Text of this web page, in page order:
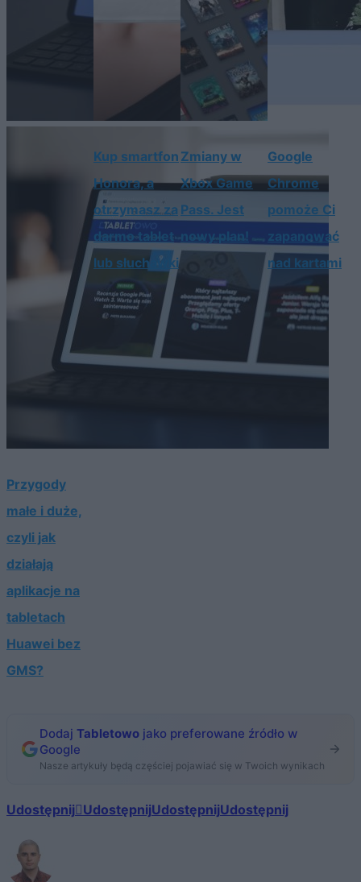
Przygody
małe i duże,
czyli jak
działają
aplikacje na
tabletach
Huawei bez
GMS?
Kup smartfon
Honora, a
otrzymasz za
darmo tablet
lub słuchawki
Zmiany w
Xbox Game
Pass. Jest
nowy plan!
Google
Chrome
pomoże Ci
zapanować
nad kartami
Dodaj Tabletowo jako preferowane źródło w
Google
Nasze artykuły będą częściej pojawiać się w Twoich wynikach
Udostępnij UdostępnijUdostępnijUdostępnij